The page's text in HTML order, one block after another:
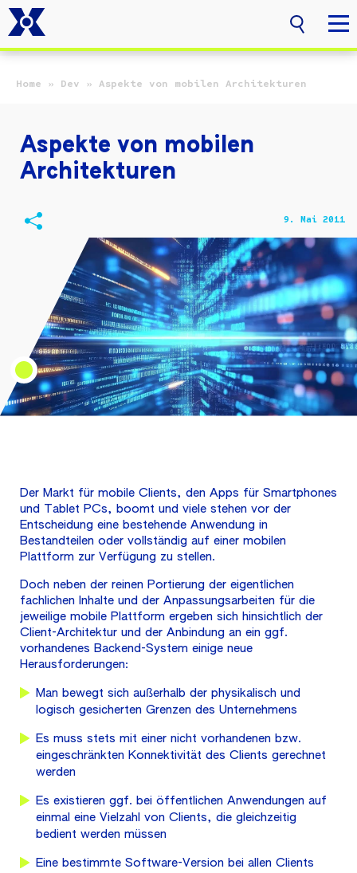
Home » Dev » Aspekte von mobilen Architekturen
Aspekte von mobilen
Architekturen
9. Mai 2011
Der Markt für mobile Clients, den Apps für Smartphones
und Tablet PCs, boomt und viele stehen vor der
Entscheidung eine bestehende Anwendung in
Bestandteilen oder vollständig auf einer mobilen
Plattform zur Verfügung zu stellen.
Doch neben der reinen Portierung der eigentlichen
fachlichen Inhalte und der Anpassungsarbeiten für die
jeweilige mobile Plattform ergeben sich hinsichtlich der
Client-Architektur und der Anbindung an ein ggf.
vorhandenes Backend-System einige neue
Herausforderungen:
Man bewegt sich außerhalb der physikalisch und
logisch gesicherten Grenzen des Unternehmens
Es muss stets mit einer nicht vorhandenen bzw.
eingeschränkten Konnektivität des Clients gerechnet
werden
Es existieren ggf. bei öffentlichen Anwendungen auf
einmal eine Vielzahl von Clients, die gleichzeitig
bedient werden müssen
Eine bestimmte Software-Version bei allen Clients